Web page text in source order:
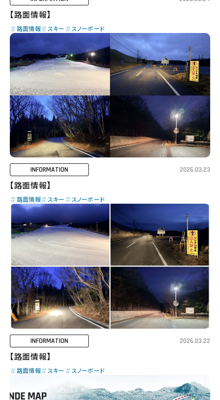
【路面情報】
路面情報 スキー スノーボード
INFORMATION 2026.03.23
【路面情報】
路面情報 スキー スノーボード
INFORMATION 2026.03.22
【路面情報】
路面情報 スキー スノーボード